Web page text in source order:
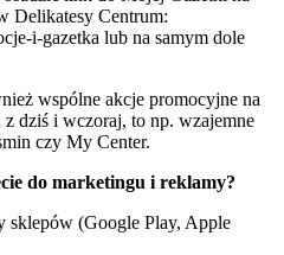
Delikatesy Centrum:
i-gazetka lub na samym dole
wspólne akcje promocyjne na
dziś i wczoraj, to np. wzajemne
czy My Center.
do marketingu i reklamy?
sklepów (Google Play, Apple